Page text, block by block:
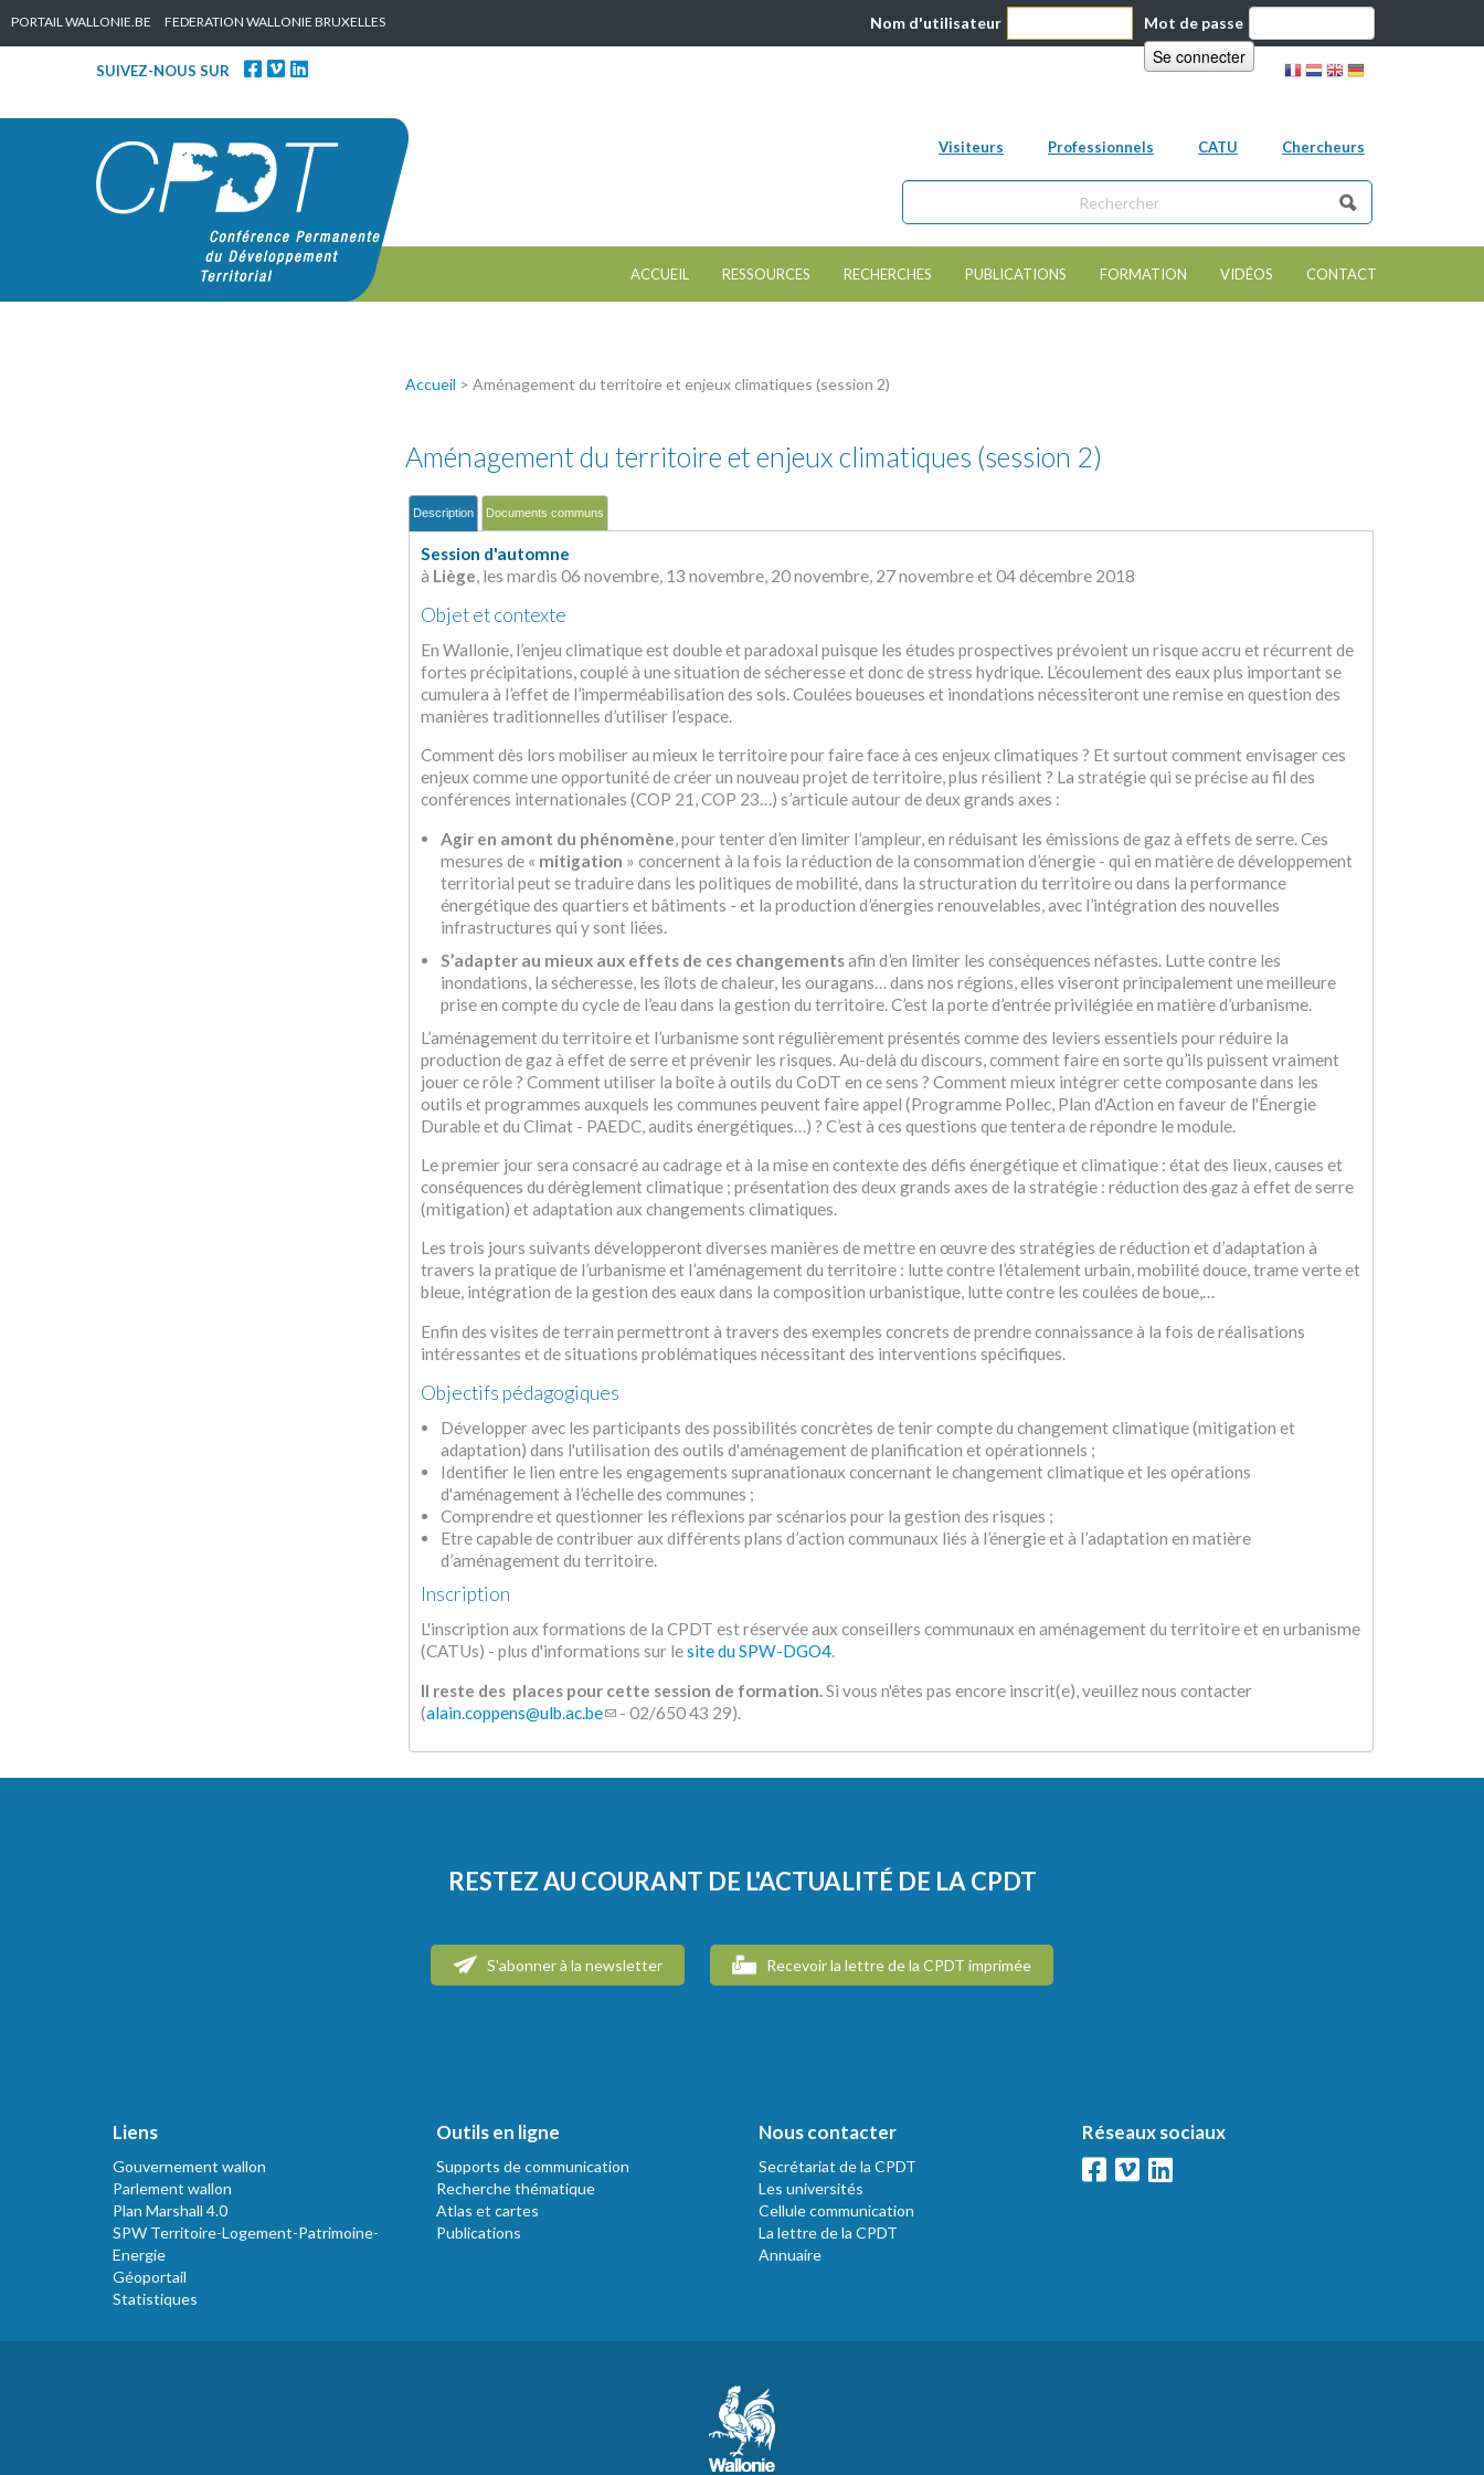
PORTAIL WALLONIE.BE FEDERATION WALLONIE BRUXELLES Nom d'utilisateur Mot de passe
SUIVEZ-NOUS SUR
Visiteurs Professionnels CATU Chercheurs
Formulaire de recherche
Chercher dans ce site
ACCUEIL RESSOURCES RECHERCHES PUBLICATIONS FORMATION VIDÉOS CONTACT
Accueil > Aménagement du territoire et enjeux climatiques (session 2)
Aménagement du territoire et enjeux climatiques (session 2)
Description Documents communs
Session d'automne
à Liège , les mardis 06 novembre, 13 novembre, 20 novembre, 27 novembre et 04 décembre 2018
Objet et contexte
En Wallonie, l’enjeu climatique est double et paradoxal puisque les études prospectives prévoient un risque accru et récurrent de
fortes précipitations, couplé à une situation de sécheresse et donc de stress hydrique. L’écoulement des eaux plus important se
cumulera à l’effet de l’imperméabilisation des sols. Coulées boueuses et inondations nécessiteront une remise en question des
manières traditionnelles d’utiliser l’espace.
Comment dès lors mobiliser au mieux le territoire pour faire face à ces enjeux climatiques ? Et surtout comment envisager ces
enjeux comme une opportunité de créer un nouveau projet de territoire, plus résilient ? La stratégie qui se précise au fil des
conférences internationales (COP 21, COP 23…) s’articule autour de deux grands axes :
Agir en amont du phénomène, pour tenter d’en limiter l’ampleur, en réduisant les émissions de gaz à effets de serre. Ces
mesures de « mitigation » concernent à la fois la réduction de la consommation d’énergie - qui en matière de développement
territorial peut se traduire dans les politiques de mobilité, dans la structuration du territoire ou dans la performance
énergétique des quartiers et bâtiments - et la production d’énergies renouvelables, avec l’intégration des nouvelles
infrastructures qui y sont liées.
S’adapter au mieux aux effets de ces changementsafin d’en limiter les conséquences néfastes. Lutte contre les
inondations, la sécheresse, les îlots de chaleur, les ouragans… dans nos régions, elles viseront principalement une meilleure
prise en compte du cycle de l’eau dans la gestion du territoire. C’est la porte d’entrée privilégiée en matière d’urbanisme.
L’aménagement du territoire et l’urbanisme sont régulièrement présentés comme des leviers essentiels pour réduire la
production de gaz à effet de serre et prévenir les risques. Au-delà du discours, comment faire en sorte qu’ils puissent vraiment
jouer ce rôle ? Comment utiliser la boîte à outils du CoDT en ce sens ? Comment mieux intégrer cette composante dans les
outils et programmes auxquels les communes peuvent faire appel (Programme Pollec, Plan d'Action en faveur de l'Énergie
Durable et du Climat - PAEDC, audits énergétiques…) ? C’est à ces questions que tentera de répondre le module.
Le premier jour sera consacré au cadrage et à la mise en contexte des défis énergétique et climatique : état des lieux, causes et
conséquences du dérèglement climatique ; présentation des deux grands axes de la stratégie : réduction des gaz à effet de serre
(mitigation) et adaptation aux changements climatiques.
Les trois jours suivants développeront diverses manières de mettre en œuvre des stratégies de réduction et d’adaptation à
travers la pratique de l’urbanisme et l’aménagement du territoire : lutte contre l’étalement urbain, mobilité douce, trame verte et
bleue, intégration de la gestion des eaux dans la composition urbanistique, lutte contre les coulées de boue,…
Enfin des visites de terrain permettront à travers des exemples concrets de prendre connaissance à la fois de réalisations
intéressantes et de situations problématiques nécessitant des interventions spécifiques.
Objectifs pédagogiques
Développer avec les participants des possibilités concrètes de tenir compte du changement climatique (mitigation et
adaptation) dans l'utilisation des outils d'aménagement de planification et opérationnels ;
Identifier le lien entre les engagements supranationaux concernant le changement climatique et les opérations
d'aménagement à l’échelle des communes ;
Comprendre et questionner les réflexions par scénarios pour la gestion des risques ;
Etre capable de contribuer aux différents plans d’action communaux liés à l’énergie et à l’adaptation en matière
d’aménagement du territoire.
Inscription
L'inscription aux formations de la CPDT est réservée aux conseillers communaux en aménagement du territoire et en urbanisme
(CATUs) - plus d'informations sur lesite du SPW-DGO4.
Il reste des places pour cette session de formation.Si vous n'êtes pas encore inscrit(e), veuillez nous contacter
(alain.coppens@ulb.ac.be - 02/650 43 29).
RESTEZ AU COURANT DE L'ACTUALITÉ DE LA CPDT
S'abonner à la newsletter Recevoir la lettre de la CPDT imprimée
Liens
Gouvernement wallon
Parlement wallon
Plan Marshall 4.0
SPW Territoire-Logement-Patrimoine-
Energie
Géoportail
Statistiques
Outils en ligne
Supports de communication
Recherche thématique
Atlas et cartes
Publications
Nous contacter
Secrétariat de la CPDT
Les universités
Cellule communication
La lettre de la CPDT
Annuaire
Réseaux sociaux